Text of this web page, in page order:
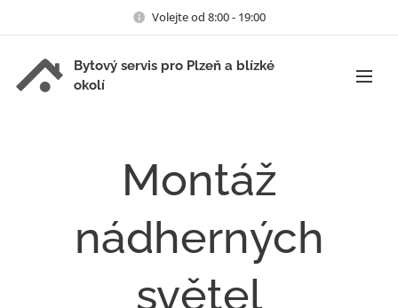
Volejte od 8:00 - 19:00
Bytový servis pro Plzeň a blízké
okolí
Montáž
nádherných
světel